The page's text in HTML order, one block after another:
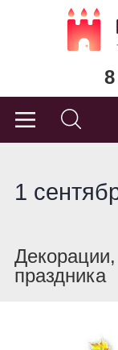
1
праздника